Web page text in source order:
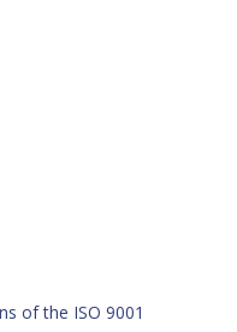
of the ISO 9001